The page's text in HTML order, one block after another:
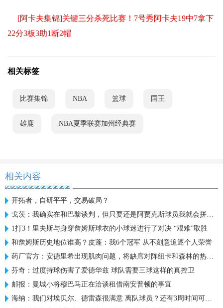
[阿卡夫集锦]关键三分杀死比赛！7号秀阿卡夫19中7拿下
22分3板3助1断2帽
相关标签
比赛集锦 NBA 篮球 国王
雄鹿 NBA夏季联赛加州经典赛
相关内容
开拓者，自研平平，交易破局？
戈茨：我确实在和巴黎谈判，但只要还是阿贾克斯球员我就会拼全力
1打3！里夫斯与身穿詹姆斯球衣的小球迷进行了对决 “艰难”取胜
和詹姆斯历史地位谁高？皮蓬：我6个冠军 从不刻意追逐个人荣誉
药厂官方：安德里希出现肌肉问题，将缺席对阵纽卡和森林的热身赛
芬奇：过度持球伤害了爱德华兹 球队需要三球这样的真控卫
邮报：曼城小将穆巴马正在洽谈租借南安普顿的事宜
海纳：我们对埃贝尔、德雷森很满意 离队球员？还有3周时间可操作